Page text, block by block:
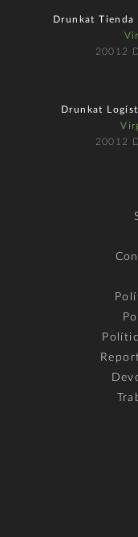
Drunkat
20012
Drunkat
20012